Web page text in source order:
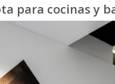
para cocinas y